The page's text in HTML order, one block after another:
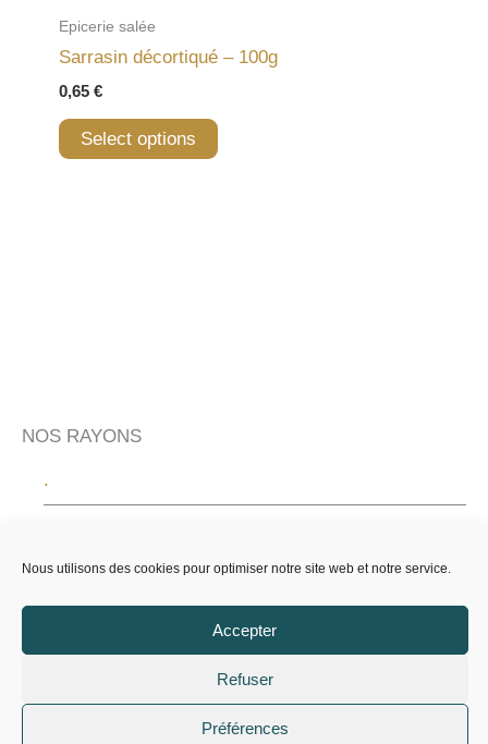
Nous utilisons des cookies pour optimiser notre site web et notre service.
Accepter
Refuser
Préférences
NOS RAYONS
.
BOISSONS
Epicerie salée
Sarrasin décortiqué – 100g
0,65 €
Select options